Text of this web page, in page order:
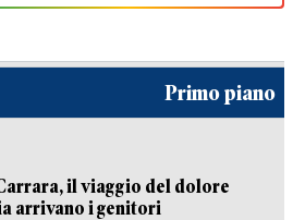
Primo piano
il viaggio del dolore
arrivano i genitori